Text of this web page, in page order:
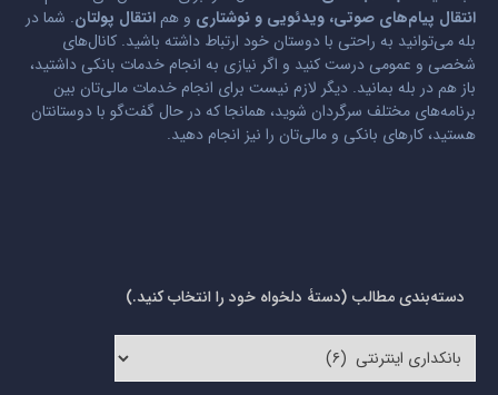
انتقال پیام‌های صوتی، ویدئویی و نوشتاری و هم انتقال پولتان. شما در
بله می‌توانید به راحتی با دوستان خود ارتباط داشته باشید. کانال‌های
شخصی و عمومی درست کنید و اگر نیازی به انجام خدمات بانکی داشتید،
باز هم در بله بمانید. دیگر لازم نیست برای انجام خدمات مالی‌تان بین
برنامه‌های مختلف سرگردان شوید، همانجا که در حال گفت‌گو با دوستانتان
هستید، کارهای بانکی و مالی‌تان را نیز انجام دهید.
دسته‌بندی مطالب (دستۀ دلخواه خود را انتخاب کنید.)
مطالب